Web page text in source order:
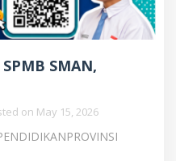
SMAN,
on May 15, 2026